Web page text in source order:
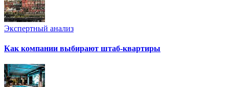
Экспертный анализ
Как компании выбирают штаб-квартиры